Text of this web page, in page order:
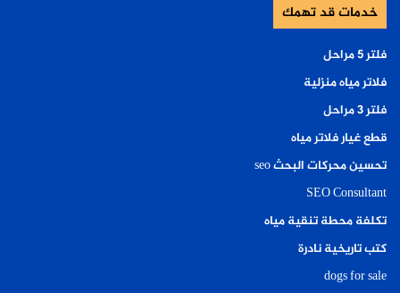
خدمات قد تهمك
فلتر ٥ مراحل
فلاتر مياه منزلية
فلتر ٣ مراحل
قطع غيار فلاتر مياه
تحسين محركات البحث seo
SEO Consultant
تكلفة محطة تنقية مياه
كتب تاريخية نادرة
dogs for sale